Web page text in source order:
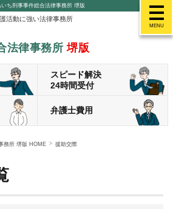
MENU
ち刑事事件総合法律事務所 堺版
活動に強い法律事務所
法律事務所堺版
スピード解決
24時間受付
弁護士費用
務所 堺版 HOME 援助交際